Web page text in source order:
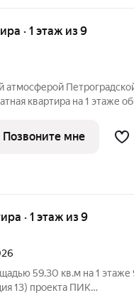
· 1 этаж из 9
атмосферой
квартира на 1 этаже
для ценителей формата
Позвоните мне
· 1 этаж из 9
59.30 кв.м на 1 этаже
13) проекта ПИК